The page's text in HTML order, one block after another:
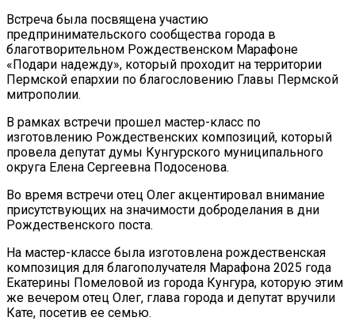
Встреча была посвящена участию
предпринимательского сообщества города в
благотворительном Рождественском Марафоне
«Подари надежду», который проходит на территории
Пермской епархии по благословению Главы Пермской
митрополии.
В рамках встречи прошел мастер-класс по
изготовлению Рождественских композиций, который
провела депутат думы Кунгурского муниципального
округа Елена Сергеевна Подосенова.
Во время встречи отец Олег акцентировал внимание
присутствующих на значимости доброделания в дни
Рождественского поста.
На мастер-классе была изготовлена рождественская
композиция для благополучателя Марафона 2025 года
Екатерины Помеловой из города Кунгура, которую этим
же вечером отец Олег, глава города и депутат вручили
Кате, посетив ее семью.